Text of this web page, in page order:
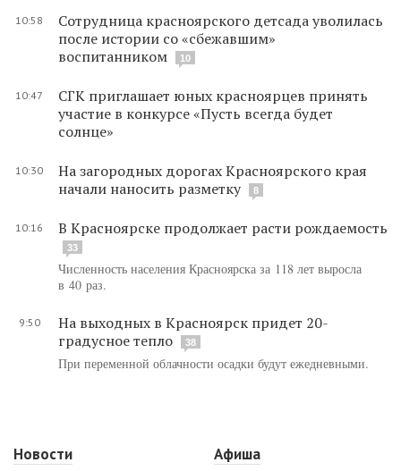
10:58
Сотрудница красноярского детсада уволилась
после истории со «сбежавшим»
воспитанником
10
10:47
СГК приглашает юных красноярцев принять
участие в конкурсе «Пусть всегда будет
солнце»
10:30
На загородных дорогах Красноярского края
начали наносить разметку
8
10:16 В Красноярске продолжает расти рождаемость
33
Численность населения Красноярска за 118 лет выросла
в 40 раз.
9:50
На выходных в Красноярск придет 20-
градусное тепло
38
При переменной облачности осадки будут ежедневными.
Новости
Афиша